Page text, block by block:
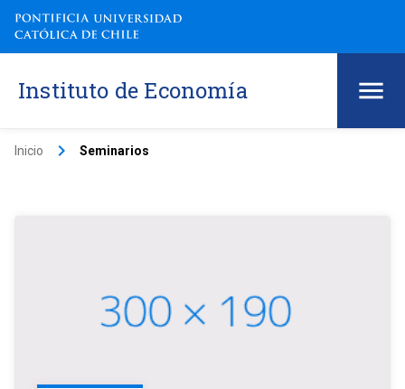
Instituto de Economía
Inicio keyboard_arrow_right Seminarios